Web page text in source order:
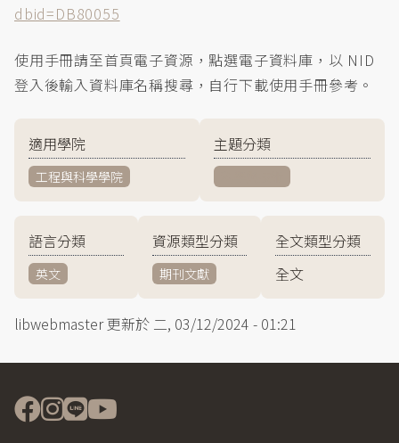
dbid=DB80055
使用手冊請至首頁電子資源，點選電子資料庫，以 NID
登入後輸入資料庫名稱搜尋，自行下載使用手冊參考。
適用學院
工程與科學學院
主題分類
語言分類
英文
資源類型分類
期刊文獻
全文類型分類
全文
libwebmaster更新於 二, 03/12/2024 - 01:21